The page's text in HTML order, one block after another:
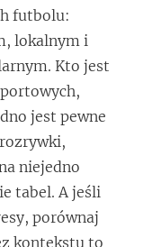
futbolu:
lokalnym i
Kto jest
jest pewne
niejedno
tabel. A jeśli
porównaj
kontekstu to